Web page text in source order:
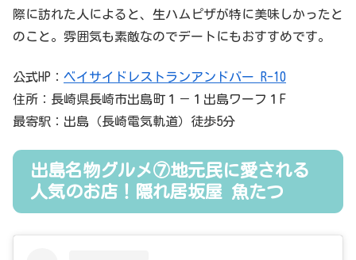
際に訪れた人によると、生ハムピザが特に美味しかったと
のこと。雰囲気も素敵なのでデートにもおすすめです。
公式HP： ベイサイドレストランアンドバー R-10
住所：長崎県長崎市出島町１－１出島ワーフ１F
最寄駅：出島（長崎電気軌道）徒歩5分
出島名物グルメ⑦地元民に愛される
人気のお店！隠れ居坂屋 魚たつ